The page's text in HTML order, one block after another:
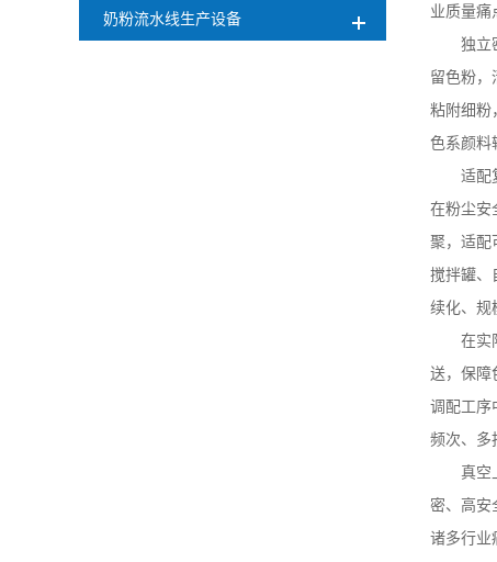
奶粉流水线生产设备
业质量痛
独立
留色粉，
粘附细粉
色系颜料
适配
在粉尘安
聚，适配
搅拌罐、
续化、规
在实
送，保障
调配工序
频次、多
真空
密、高安
诸多行业